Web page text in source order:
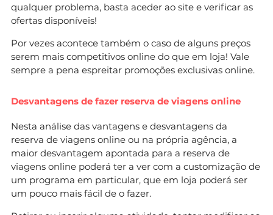
qualquer problema, basta aceder ao site e verificar as
ofertas disponíveis!
Por vezes acontece também o caso de alguns preços
serem mais competitivos online do que em loja! Vale
sempre a pena espreitar promoções exclusivas online.
Desvantagens de fazer reserva de viagens online
Nesta análise das vantagens e desvantagens da
reserva de viagens online ou na própria agência, a
maior desvantagem apontada para a reserva de
viagens online poderá ter a ver com a customização de
um programa em particular, que em loja poderá ser
um pouco mais fácil de o fazer.